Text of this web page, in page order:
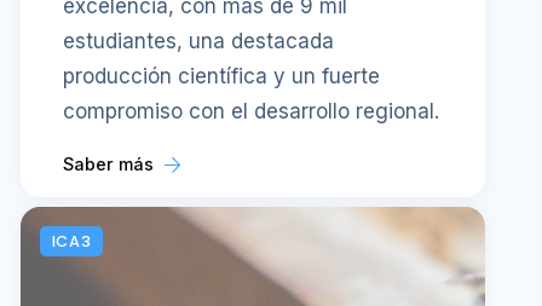
excelencia, con más de 9 mil
estudiantes, una destacada
producción científica y un fuerte
compromiso con el desarrollo regional.
Saber más
ICA3